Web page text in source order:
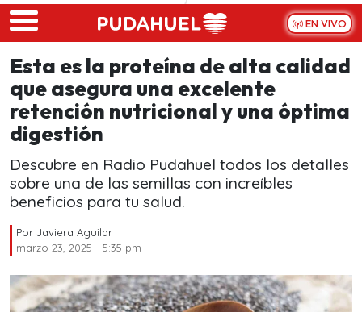
Skip to main content
EN VIVO
Esta es la proteína de alta calidad
que asegura una excelente
retención nutricional y una óptima
digestión
Descubre en Radio Pudahuel todos los detalles
sobre una de las semillas con increíbles
beneficios para tu salud.
Por Javiera Aguilar
marzo 23, 2025 - 5:35 pm